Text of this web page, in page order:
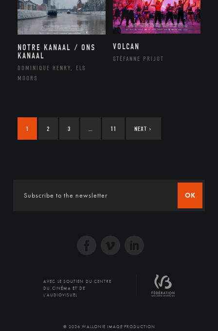
NOTRE KANAAL / ONS
KANAAL
DOMINIQUE HENRY, ELS
MOORS
VOLCAN
STÉFANNE PRIJOT
1 2 3 11 NEXT ›
OK
AVEC LE SOUTIEN DU CENTRE
DU CINÉMA ET DE
L'AUDIOVISUEL
© 2026 WALLONIE IMAGE PRODUCTION